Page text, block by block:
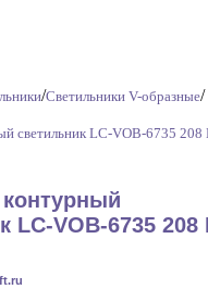
/Светильники V-образные/
светильник LC-VOB-6735 208
LC-VOB-6735 208